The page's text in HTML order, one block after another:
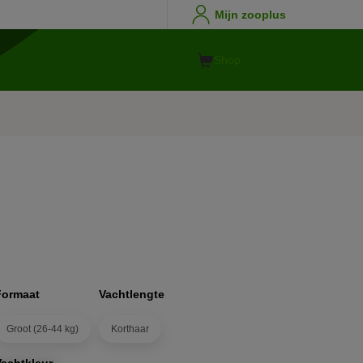
Mijn zooplus
Groot (26-44 kg)
Vachtlengte
Korthaar